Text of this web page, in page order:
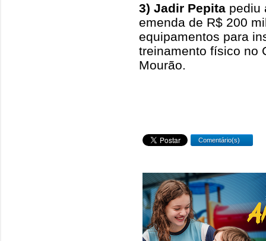
3) Jadir Pepita pediu
emenda de R$ 200
equipamentos para
treinamento físico no
Mourão.
Comentário(s)